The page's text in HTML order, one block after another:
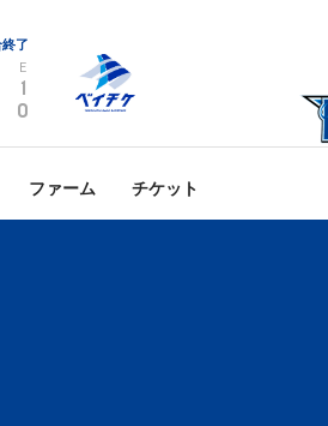
了
E
1
0
ファーム チケット